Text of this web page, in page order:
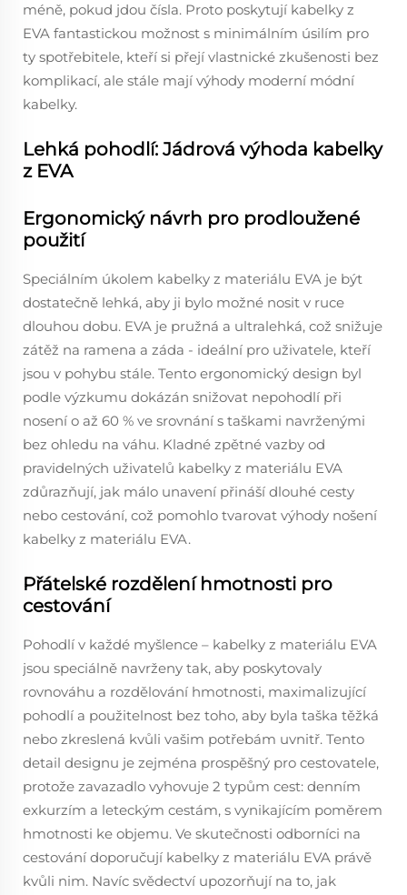
méně, pokud jdou čísla. Proto poskytují kabelky z
EVA fantastickou možnost s minimálním úsilím pro
ty spotřebitele, kteří si přejí vlastnické zkušenosti bez
komplikací, ale stále mají výhody moderní módní
kabelky.
Lehká pohodlí: Jádrová výhoda kabelky
z EVA
Ergonomický návrh pro prodloužené
použití
Speciálním úkolem kabelky z materiálu EVA je být
dostatečně lehká, aby ji bylo možné nosit v ruce
dlouhou dobu. EVA je pružná a ultralehká, což snižuje
zátěž na ramena a záda - ideální pro uživatele, kteří
jsou v pohybu stále. Tento ergonomický design byl
podle výzkumu dokázán snižovat nepohodlí při
nosení o až 60 % ve srovnání s taškami navrženými
bez ohledu na váhu. Kladné zpětné vazby od
pravidelných uživatelů kabelky z materiálu EVA
zdůrazňují, jak málo unavení přináší dlouhé cesty
nebo cestování, což pomohlo tvarovat výhody nošení
kabelky z materiálu EVA.
Přátelské rozdělení hmotnosti pro
cestování
Pohodlí v každé myšlence – kabelky z materiálu EVA
jsou speciálně navrženy tak, aby poskytovaly
rovnováhu a rozdělování hmotnosti, maximalizující
pohodlí a použitelnost bez toho, aby byla taška těžká
nebo zkreslená kvůli vašim potřebám uvnitř. Tento
detail designu je zejména prospěšný pro cestovatele,
protože zavazadlo vyhovuje 2 typům cest: denním
exkurzím a leteckým cestám, s vynikajícím poměrem
hmotnosti ke objemu. Ve skutečnosti odborníci na
cestování doporučují kabelky z materiálu EVA právě
kvůli nim. Navíc svědectví upozorňují na to, jak